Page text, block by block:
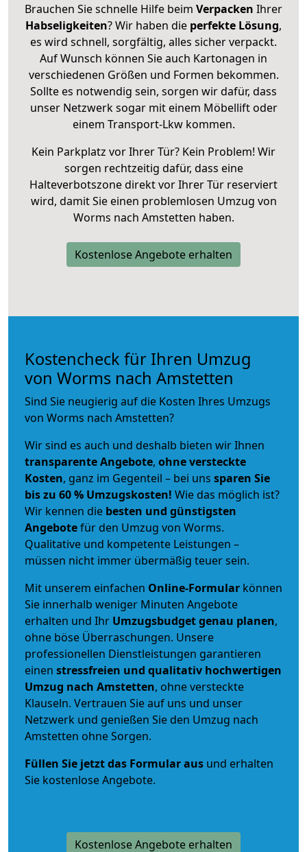
Brauchen Sie schnelle Hilfe beim Verpacken Ihrer
Habseligkeiten? Wir haben die perfekte Lösung,
es wird schnell, sorgfältig, alles sicher verpackt.
Auf Wunsch können Sie auch Kartonagen in
verschiedenen Größen und Formen bekommen.
Sollte es notwendig sein, sorgen wir dafür, dass
unser Netzwerk sogar mit einem Möbellift oder
einem Transport-Lkw kommen.
Kein Parkplatz vor Ihrer Tür? Kein Problem! Wir
sorgen rechtzeitig dafür, dass eine
Halteverbotszone direkt vor Ihrer Tür reserviert
wird, damit Sie einen problemlosen Umzug von
Worms nach Amstetten haben.
Kostenlose Angebote erhalten
Kostencheck für Ihren Umzug
von Worms nach Amstetten
Sind Sie neugierig auf die Kosten Ihres Umzugs
von Worms nach Amstetten?
Wir sind es auch und deshalb bieten wir Ihnen
transparente Angebote, ohne versteckte
Kosten, ganz im Gegenteil – bei uns sparen Sie
bis zu 60 % Umzugskosten! Wie das möglich ist?
Wir kennen die besten und günstigsten
Angebotefür den Umzug von Worms.
Qualitative und kompetente Leistungen –
müssen nicht immer übermäßig teuer sein.
Mit unserem einfachen Online-Formular können
Sie innerhalb weniger Minuten Angebote
erhalten und Ihr Umzugsbudgetgenau planen,
ohne böse Überraschungen. Unsere
professionellen Dienstleistungen garantieren
einen stressfreien und qualitativ hochwertigen
Umzug nach Amstetten, ohne versteckte
Klauseln. Vertrauen Sie auf uns und unser
Netzwerk und genießen Sie den Umzug nach
Amstetten ohne Sorgen.
Füllen Sie jetzt das Formular aus und erhalten
Sie kostenlose Angebote.
Kostenlose Angebote erhalten